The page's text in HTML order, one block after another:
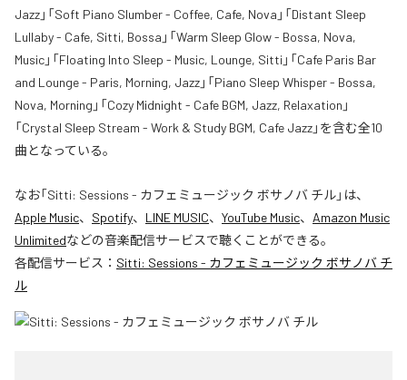
Jazz」「Soft Piano Slumber - Coffee, Cafe, Nova」「Distant Sleep
Lullaby - Cafe, Sitti, Bossa」「Warm Sleep Glow - Bossa, Nova,
Music」「Floating Into Sleep - Music, Lounge, Sitti」「Cafe Paris Bar
and Lounge - Paris, Morning, Jazz」「Piano Sleep Whisper - Bossa,
Nova, Morning」「Cozy Midnight - Cafe BGM, Jazz, Relaxation」
「Crystal Sleep Stream - Work & Study BGM, Cafe Jazz」を含む全10
曲となっている。
なお「Sitti: Sessions - カフェミュージック ボサノバ チル」は、
Apple Music、 Spotify、 LINE MUSIC、 YouTube Music、 Amazon Music
Unlimitedなどの音楽配信サービスで聴くことができる。
各配信サービス： Sitti: Sessions - カフェミュージック ボサノバ チ
ル